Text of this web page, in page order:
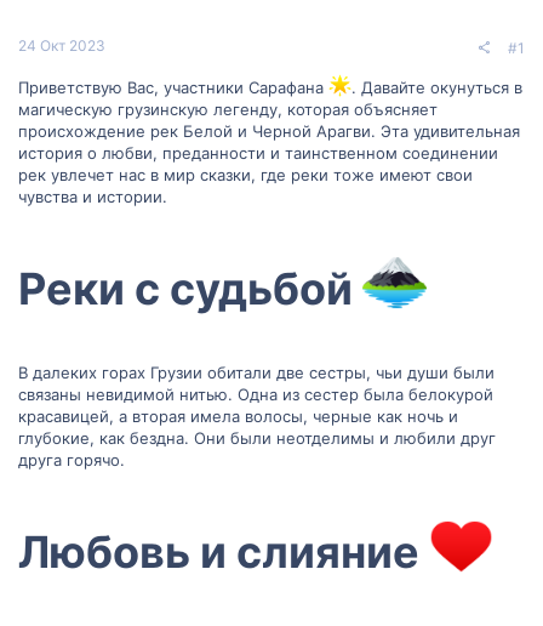
24 Окт 2023 #1
Приветствую Вас, участники Сарафана
. Давайте окунуться в
магическую грузинскую легенду, которая объясняет
происхождение рек Белой и Черной Арагви. Эта удивительная
история о любви, преданности и таинственном соединении
рек увлечет нас в мир сказки, где реки тоже имеют свои
чувства и истории.
Реки с судьбой
В далеких горах Грузии обитали две сестры, чьи души были
связаны невидимой нитью. Одна из сестер была белокурой
красавицей, а вторая имела волосы, черные как ночь и
глубокие, как бездна. Они были неотделимы и любили друг
друга горячо.
Любовь и слияние